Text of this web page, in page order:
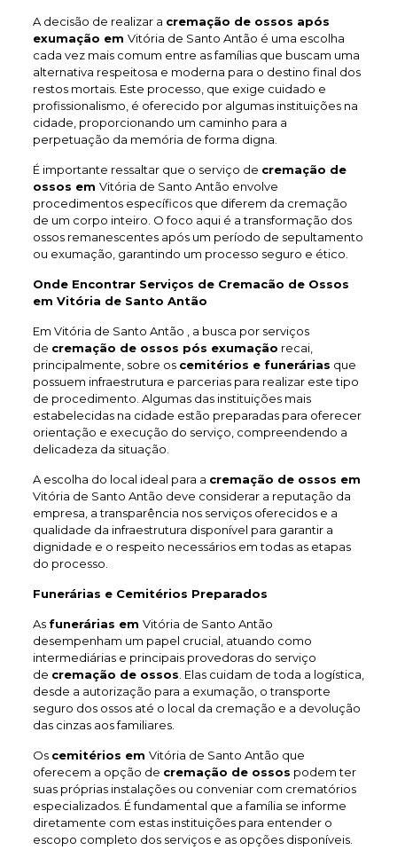
A decisão de realizar a cremação de ossos após
exumação em Vitória de Santo Antão é uma escolha
cada vez mais comum entre as famílias que buscam uma
alternativa respeitosa e moderna para o destino final dos
restos mortais. Este processo, que exige cuidado e
profissionalismo, é oferecido por algumas instituições na
cidade, proporcionando um caminho para a
perpetuação da memória de forma digna.
É importante ressaltar que o serviço de cremação de
ossos em Vitória de Santo Antão envolve
procedimentos específicos que diferem da cremação
de um corpo inteiro. O foco aqui é a transformação dos
ossos remanescentes após um período de sepultamento
ou exumação, garantindo um processo seguro e ético.
Onde Encontrar Serviços de Cremacão de Ossos
em Vitória de Santo Antão
Em Vitória de Santo Antão , a busca por serviços
de cremação de ossos pós exumação recai,
principalmente, sobre os cemitérios e funerárias que
possuem infraestrutura e parcerias para realizar este tipo
de procedimento. Algumas das instituições mais
estabelecidas na cidade estão preparadas para oferecer
orientação e execução do serviço, compreendendo a
delicadeza da situação.
A escolha do local ideal para a cremação de ossos em
Vitória de Santo Antão deve considerar a reputação da
empresa, a transparência nos serviços oferecidos e a
qualidade da infraestrutura disponível para garantir a
dignidade e o respeito necessários em todas as etapas
do processo.
Funerárias e Cemitérios Preparados
As funerárias em Vitória de Santo Antão
desempenham um papel crucial, atuando como
intermediárias e principais provedoras do serviço
de cremação de ossos . Elas cuidam de toda a logística,
desde a autorização para a exumação, o transporte
seguro dos ossos até o local da cremação e a devolução
das cinzas aos familiares.
Os cemitérios em Vitória de Santo Antão que
oferecem a opção de cremação de ossos podem ter
suas próprias instalações ou conveniar com crematórios
especializados. É fundamental que a família se informe
diretamente com estas instituições para entender o
escopo completo dos serviços e as opções disponíveis.